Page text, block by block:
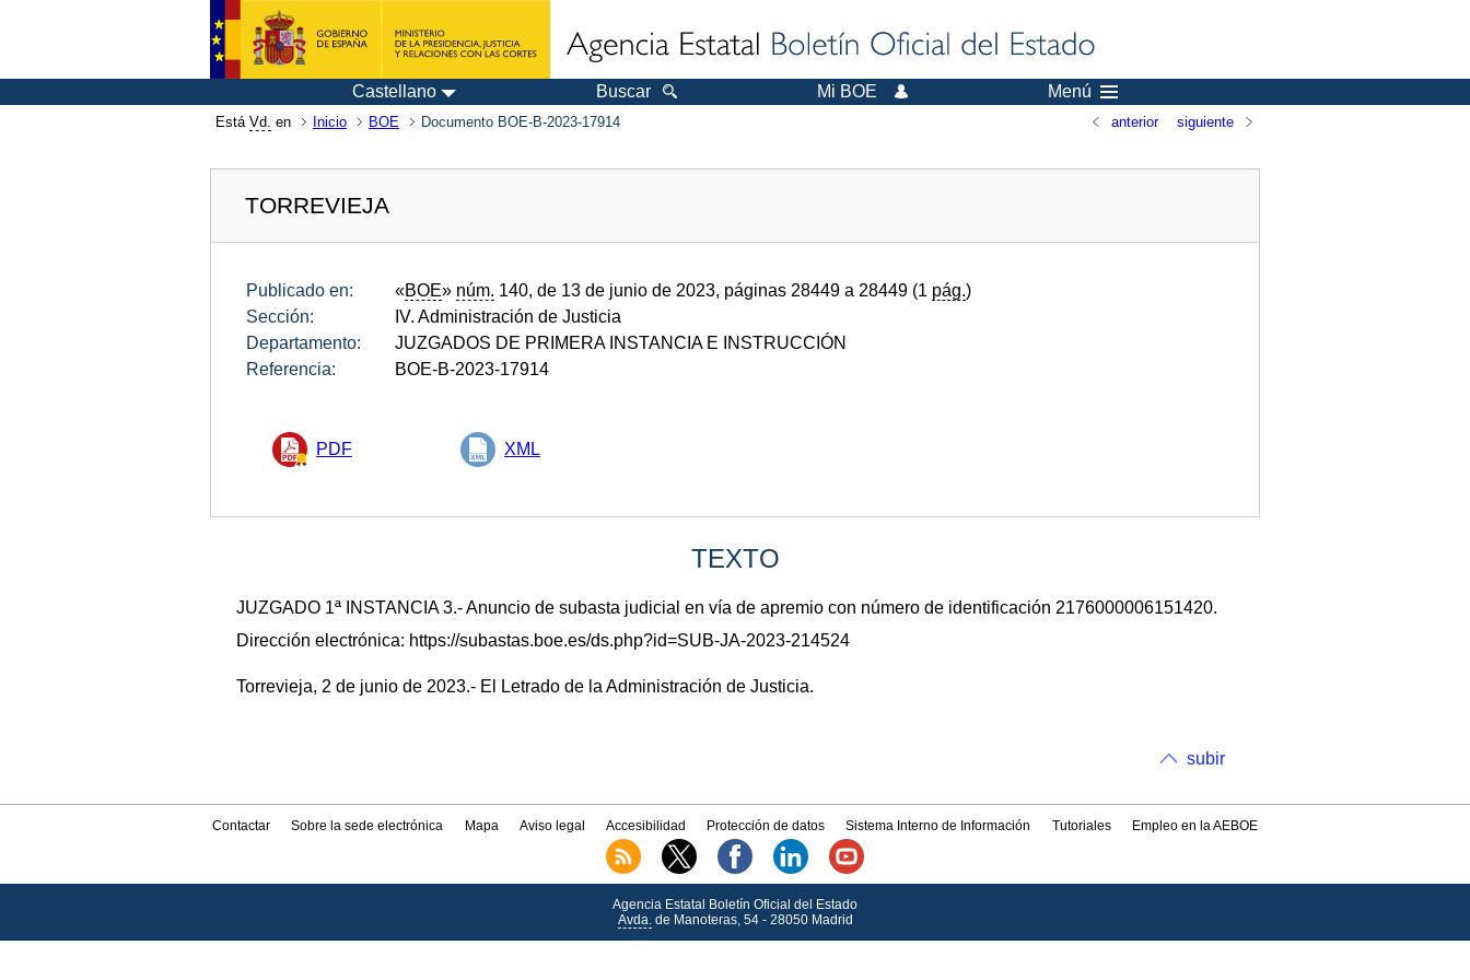
Castellano Buscar Mi BOE Menú
Está Vd. en Inicio BOE Documento BOE-B-2023-17914 anterior siguiente
TORREVIEJA
Publicado en: «BOE» núm. 140, de 13 de junio de 2023, páginas 28449 a 28449 (1 pág.)
Sección:
IV. Administración de Justicia
Departamento:
JUZGADOS DE PRIMERA INSTANCIA E INSTRUCCIÓN
Referencia:
BOE-B-2023-17914
PDF XML
TEXTO
JUZGADO 1ª INSTANCIA 3.- Anuncio de subasta judicial en vía de apremio con número de identificación 2176000006151420.
Dirección electrónica: https://subastas.boe.es/ds.php?id=SUB-JA-2023-214524
Torrevieja, 2 de junio de 2023.- El Letrado de la Administración de Justicia.
subir
Contactar Sobre la sede electrónica Mapa Aviso legal Accesibilidad Protección de datos Sistema Interno de Información Tutoriales Empleo en la AEBOE
Agencia Estatal Boletín Oficial del Estado
Avda.de Manoteras, 54 - 28050 Madrid